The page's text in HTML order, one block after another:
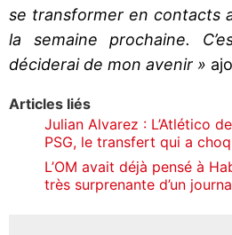
se transformer en contacts
la semaine prochaine.
déciderai de mon avenir »
Articles liés
Julian Alvarez : L’Atlético
PSG, le transfert qui a
L’OM avait déjà pensé à
très surprenante d’un